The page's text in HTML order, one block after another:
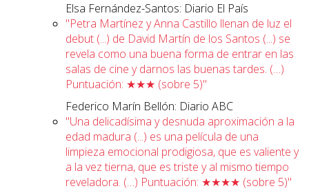
Elsa Fernández-Santos: Diario El País
"Petra Martínez y Anna Castillo llenan de luz el
debut (...) de David Martín de los Santos (...) se
revela como una buena forma de entrar en las
salas de cine y darnos las buenas tardes. (…)
Puntuación: ★★★ (sobre 5)"
Federico Marín Bellón: Diario ABC
"Una delicadísima y desnuda aproximación a la
edad madura (...) es una película de una
limpieza emocional prodigiosa, que es valiente y
a la vez tierna, que es triste y al mismo tiempo
reveladora. (…) Puntuación: ★★★★ (sobre 5)"